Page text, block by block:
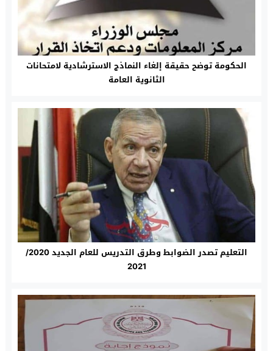
الحكومة توضح حقيقة إلغاء النماذج الاسترشادية لامتحانات
الثانوية العامة
التعليم تصدر الضوابط وطرق التدريس للعام الجديد 2020/
2021